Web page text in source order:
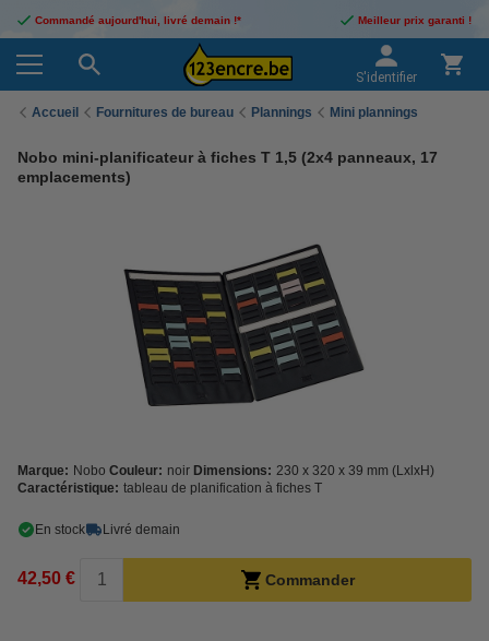
Commandé aujourd'hui, livré demain !* Meilleur prix garanti !
S'identifier
Accueil Fournitures de bureau Plannings Mini plannings
Nobo mini-planificateur à fiches T 1,5 (2x4 panneaux, 17
emplacements)
Marque: Nobo Couleur: noir Dimensions: 230 x 320 x 39 mm (LxlxH)
Caractéristique: tableau de planification à fiches T
En stock Livré demain
42,50 € Commander